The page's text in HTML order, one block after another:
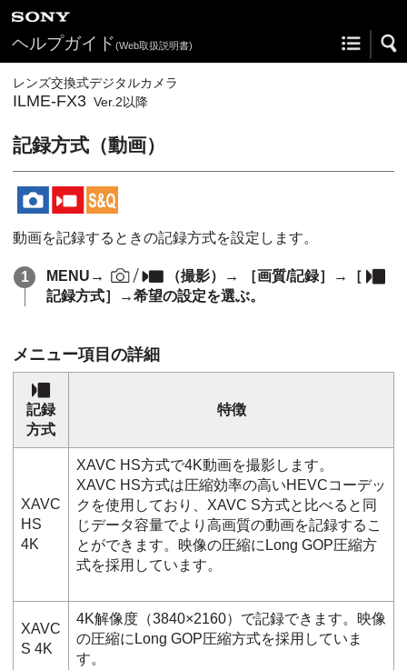
ヘルプガイド(Web取扱説明書)
レンズ交換式デジタルカメラ
ILME-FX3 Ver.2以降
記録方式（動画）
動画を記録するときの記録方式を設定します。
MENU → （撮影）→ ［画質/記録］ →
［
記録方式］
→希望の設定を選ぶ。
メニュー項目の詳細
記録
方式
特徴
XAVC
HS
4K
XAVC HS方式で4K動画を撮影します。
XAVC HS方式は圧縮効率の高いHEVCコーデッ
クを使用しており、XAVC S方式と比べると同
じデータ容量でより高画質の動画を記録するこ
とができます。映像の圧縮にLong GOP圧縮方
式を採用しています。
XAVC
S 4K
4K解像度（3840×2160）で記録できます。映像
の圧縮にLong GOP圧縮方式を採用していま
す。